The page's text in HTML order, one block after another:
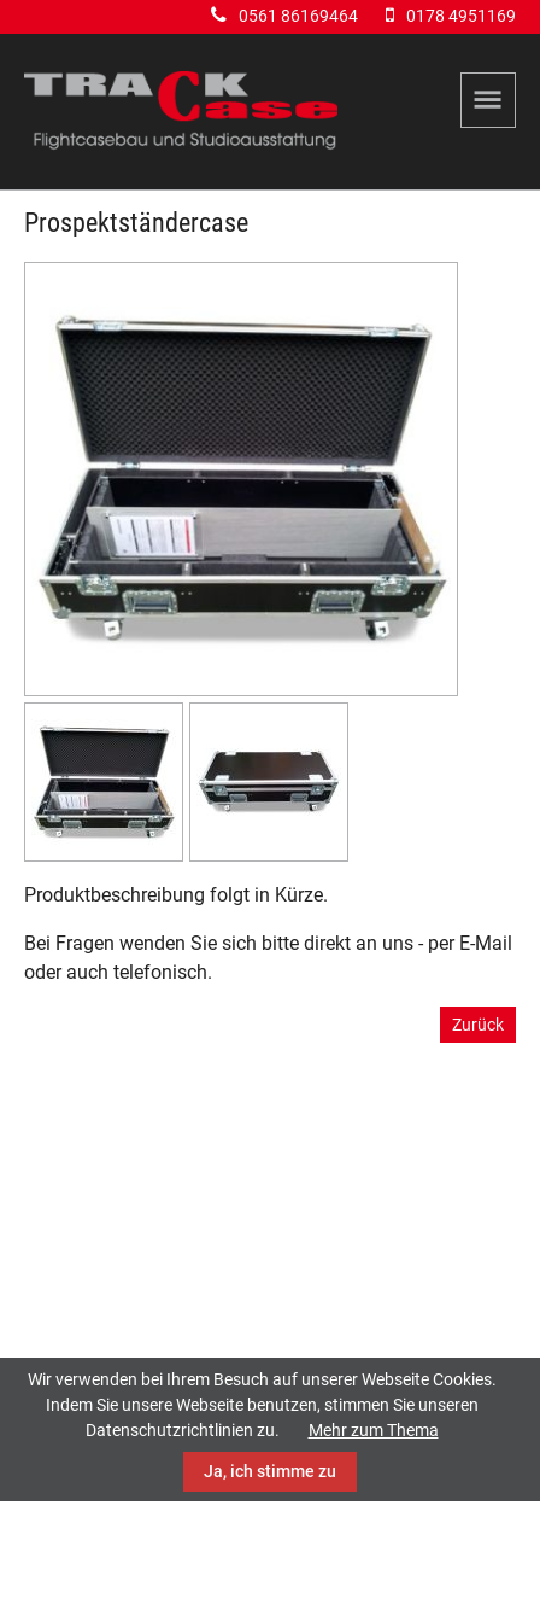
0561 86169464 0178 4951169
Prospektständercase
Produktbeschreibung folgt in Kürze.
Bei Fragen wenden Sie sich bitte direkt an uns - per E-Mail
oder auch telefonisch.
Zurück
Wir verwenden bei Ihrem Besuch auf unserer Webseite Cookies.
Indem Sie unsere Webseite benutzen, stimmen Sie unseren
Datenschutzrichtlinien zu.
Mehr zum Thema
Ja, ich stimme zu